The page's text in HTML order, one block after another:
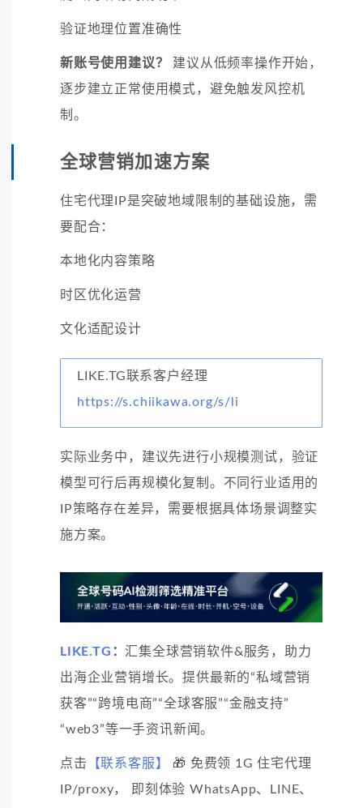
验证地理位置准确性
新账号使用建议？
建议从低频率操作开始，
逐步建立正常使用模式，避免触发风控机
制。
全球营销加速方案
住宅代理IP是突破地域限制的基础设施，需
要配合：
本地化内容策略
时区优化运营
文化适配设计
LIKE.TG联系客户经理
https://s.chiikawa.org/s/li
实际业务中，建议先进行小规模测试，验证
模型可行后再规模化复制。不同行业适用的
IP策略存在差异，需要根据具体场景调整实
施方案。
LIKE.TG ： 汇集全球营销软件&服务，助力
出海企业营销增长。提供最新的“私域营销
获客”“跨境电商”“全球客服”“金融支持”
“web3”等一手资讯新闻。
点击 【联系客服】
🎁 免费领 1G 住宅代理
IP/proxy， 即刻体验 WhatsApp、LINE、